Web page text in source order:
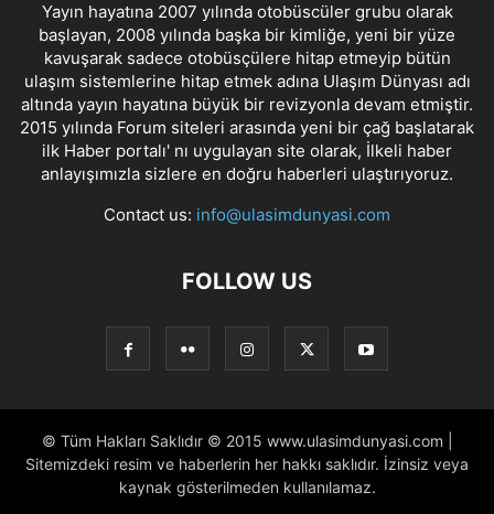
Yayın hayatına 2007 yılında otobüscüler grubu olarak
başlayan, 2008 yılında başka bir kimliğe, yeni bir yüze
kavuşarak sadece otobüsçülere hitap etmeyip bütün
ulaşım sistemlerine hitap etmek adına Ulaşım Dünyası adı
altında yayın hayatına büyük bir revizyonla devam etmiştir.
2015 yılında Forum siteleri arasında yeni bir çağ başlatarak
ilk Haber portalı' nı uygulayan site olarak, İlkeli haber
anlayışımızla sizlere en doğru haberleri ulaştırıyoruz.
Contact us: info@ulasimdunyasi.com
FOLLOW US
© Tüm Hakları Saklıdır © 2015 www.ulasimdunyasi.com |
Sitemizdeki resim ve haberlerin her hakkı saklıdır. İzinsiz veya
kaynak gösterilmeden kullanılamaz.